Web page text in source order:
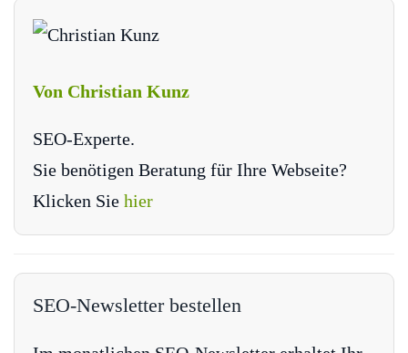
Von Christian Kunz
SEO-Experte.
Sie benötigen Beratung für Ihre Webseite?
Klicken Sie hier
SEO-Newsletter bestellen